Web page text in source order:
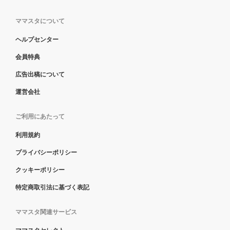
ママスタについて
ヘルプセンター
会員特典
広告出稿について
運営会社
ご利用にあたって
利用規約
プライバシーポリシー
クッキーポリシー
特定商取引法に基づく表記
ママスタ関連サービス